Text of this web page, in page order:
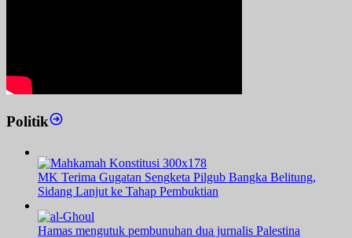
Politik
MK Terima Gugatan Sengketa Pilgub Bangka Belitung,
Sidang Lanjut ke Tahap Pembuktian
Hamas mengutuk pembunuhan dua jurnalis Palestina